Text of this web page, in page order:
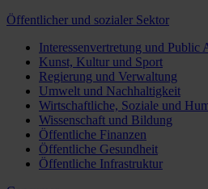
Öffentlicher und sozialer Sektor
Interessenvertretung und Public
Kunst, Kultur und Sport
Regierung und Verwaltung
Umwelt und Nachhaltigkeit
Wirtschaftliche, Soziale und
Wissenschaft und Bildung
Öffentliche Finanzen
Öffentliche Gesundheit
Öffentliche Infrastruktur